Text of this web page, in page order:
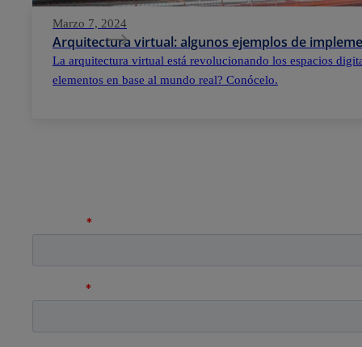
Marzo 7, 2024
Arquitectura virtual: algunos ejemplos de
La arquitectura virtual está revolucionando los espacios
elementos en base al mundo real? Conócelo.